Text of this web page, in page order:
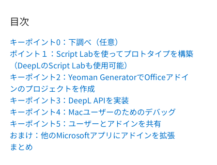
目次
キーポイント0：下調べ（任意）
ポイント１：Script Labを使ってプロトタイプを構築
（DeepLのScript Labも使用可能）
キーポイント2：Yeoman GeneratorでOfficeアドイ
ンのプロジェクトを作成
キーポイント3：DeepL APIを実装
キーポイント4：Macユーザーのためのデバッグ
キーポイント5：ユーザーとアドインを共有
おまけ：他のMicrosoftアプリにアドインを拡張
まとめ